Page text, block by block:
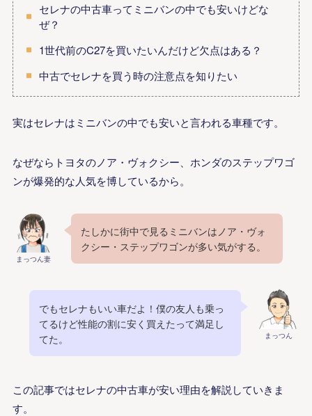
セレナの中古車ってミニバンの中でも安いけどな
ぜ？
1世代前のC27を買いたいんだけど欠点はある？
中古でセレナを買う時の注意点を知りたい
実はセレナはミニバンの中でも安いと言われる車種です。
なぜならトヨタのノア・ヴォクシー、ホンダのステップワゴ
ンが爆発的な人気を博しているから。
まっつん妻
たしかに街中で見るミニバンはノア・ヴォ
クシー・ステップワゴンが多い気がする。
まっつん
でもセレナもいい車だよ！僕の友人も乗っ
てるけど性能の割に安く買えたって満足し
てた。
この記事ではセレナの中古車が安い理由を解説していきま
す。